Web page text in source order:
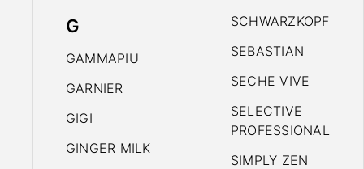
G
GAMMAPIU
GARNIER
GIGI
GINGER MILK
SCHWARZKOPF
SEBASTIAN
SECHE VIVE
SELECTIVE
PROFESSIONAL
SIMPLY ZEN